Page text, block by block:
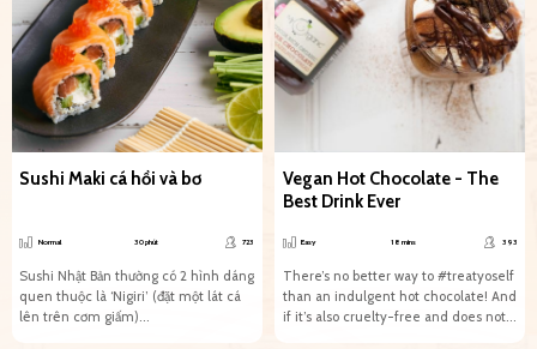
Sushi Maki cá hồi và bơ
Normal 30 phút 723
Sushi Nhật Bản thường có 2 hình dáng
quen thuộc là ‘Nigiri’ (đặt một lát cá
lên trên cơm giấm)...
Vegan Hot Chocolate - The
Best Drink Ever
Easy 18 mins 393
There’s no better way to #treatyoself
than an indulgent hot chocolate! And
if it’s also cruelty-free and does not...